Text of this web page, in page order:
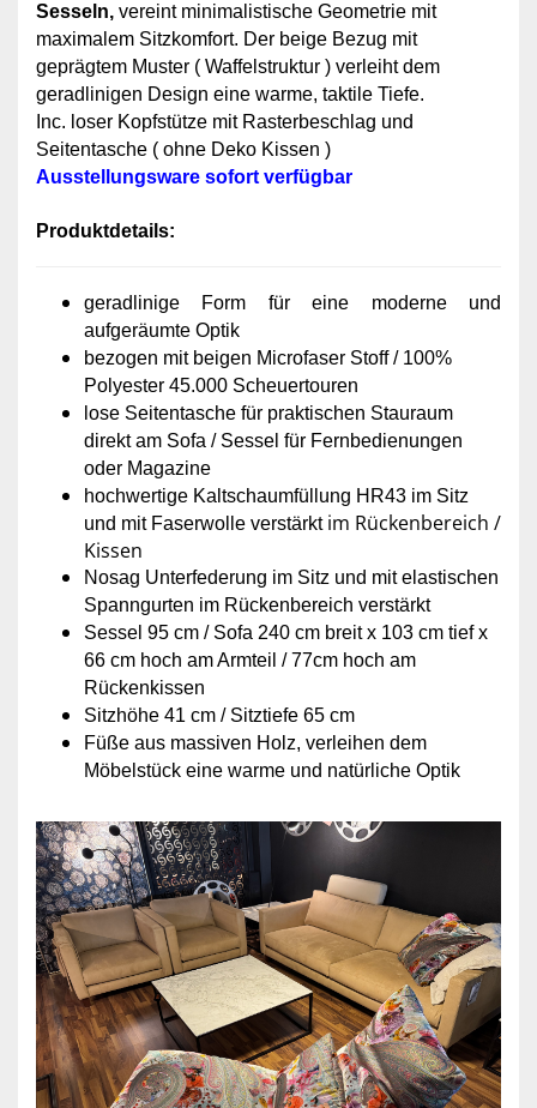
Sesseln, vereint minimalistische Geometrie mit
maximalem Sitzkomfort. Der beige Bezug mit
geprägtem Muster ( Waffelstruktur ) verleiht dem
geradlinigen Design eine warme, taktile Tiefe.
Inc. loser Kopfstütze mit Rasterbeschlag und
Seitentasche ( ohne Deko Kissen )
Ausstellungsware sofort verfügbar
Produktdetails:
geradlinige Form für eine moderne und
aufgeräumte Optik
bezogen mit beigen Microfaser Stoff/ 100%
Polyester 45.000 Scheuertouren
lose Seitentasche für praktischen Stauraum
direkt am Sofa / Sessel für Fernbedienungen
oder Magazine
hochwertige Kaltschaumfüllung HR43 im Sitz
und mit Faserwolle verstärkt im Rückenbereich /
Kissen
Nosag Unterfederung im Sitz und mit elastischen
Spanngurten im Rückenbereich verstärkt
Sessel 95 cm / Sofa 240 cm breit x 103 cm tief x
66 cm hoch am Armteil / 77cm hoch am
Rückenkissen
Sitzhöhe 41 cm / Sitztiefe 65 cm
Füße aus massiven Holz, verleihen dem
Möbelstück eine warme und natürliche Optik